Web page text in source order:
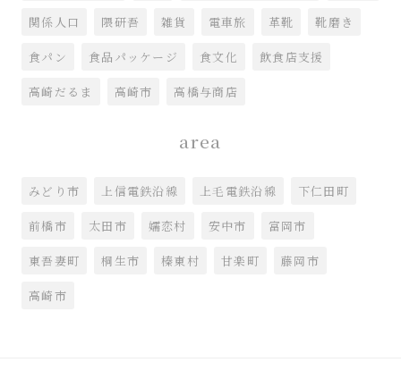
関係人口 隈研吾 雑貨 電車旅 革靴 靴磨き
食パン 食品パッケージ 食文化 飲食店支援
高崎だるま 高崎市 高橋与商店
area
みどり市 上信電鉄沿線 上毛電鉄沿線 下仁田町
前橋市 太田市 嬬恋村 安中市 富岡市
東吾妻町 桐生市 榛東村 甘楽町 藤岡市
高崎市